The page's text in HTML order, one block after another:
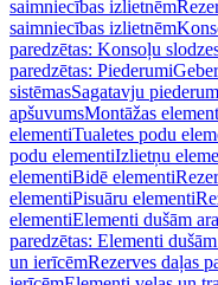
saimniecības izlietnēm
saimniecības izlietnēm
paredzētas: Konsoļu
paredzētas: Piederumi
sistēmasSagatavju
apšuvumsMontāžas
elementiTualetes podu
podu elementiIzlietņu
elementiBidē elementi
elementiPisuāru elementi
elementiElementi dušām
paredzētas: Elementi
un ierīcēmRezerves daļas